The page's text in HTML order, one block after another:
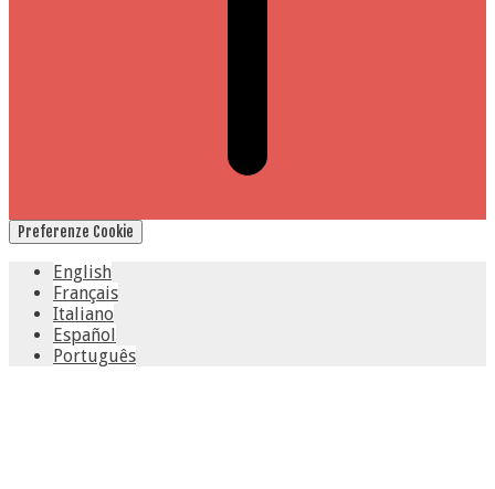
Preferenze Cookie
English
Français
Italiano
Español
Português